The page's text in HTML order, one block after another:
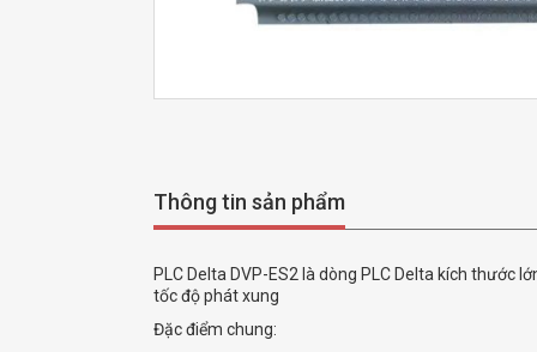
Thông tin sản phẩm
PLC Delta DVP-ES2 là dòng PLC Delta kích thước
tốc độ phát xung
Đặc điểm chung: